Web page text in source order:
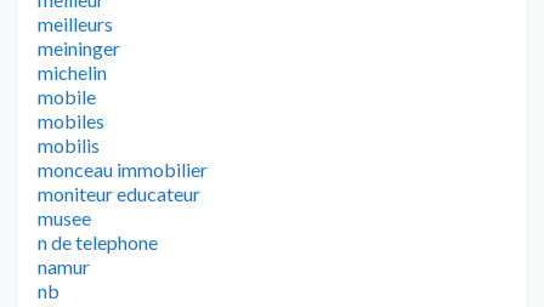
meilleurs
meininger
michelin
mobile
mobiles
mobilis
monceau immobilier
moniteur educateur
musee
n de telephone
namur
nb